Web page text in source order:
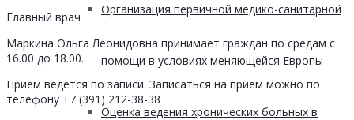
Организация первичной медико-санитарной
помощи в условиях меняющейся Европы
Оценка ведения хронических больных в
Главный врач
Маркина Ольга Леонидовна принимает граждан по средам с
16.00 до 18.00.
Прием ведется по записи. Записаться на прием можно по
телефону +7 (391) 212-38-38